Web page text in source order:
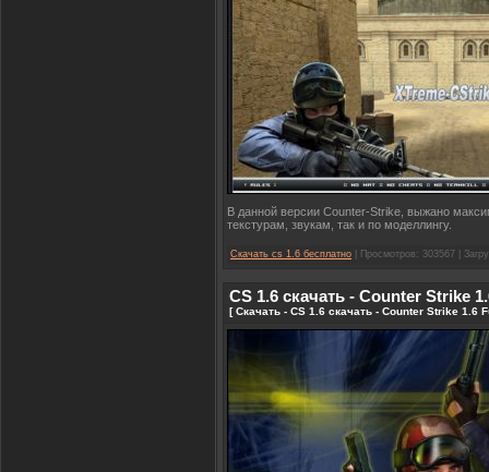
В данной версии Counter-Strike, выжано
текстурам, звукам, так и по моделлингу.
Скачать cs 1.6 бесплатно | Просмотров: 303567 |
CS 1.6 скачать - Counter Strike
[ Скачать - CS 1.6 скачать - Counter Strike 1.6